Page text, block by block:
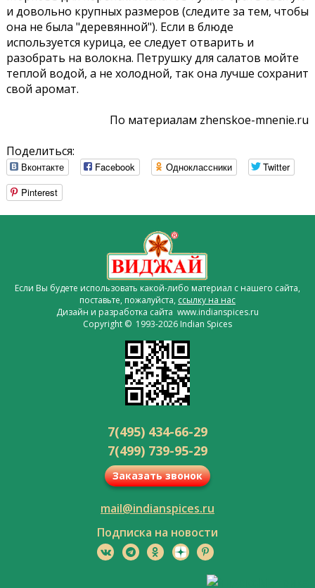
и довольно крупных размеров (следите за тем, чтобы
она не была "деревянной"). Если в блюде
используется курица, ее следует отварить и
разобрать на волокна. Петрушку для салатов мойте
теплой водой, а не холодной, так она лучше сохранит
свой аромат.
По материалам zhenskoe-mnenie.ru
Поделиться:
Вконтакте Facebook Одноклассники
Twitter
Pinterest
Если Вы будете использовать какой-либо материал с нашего сайта,
поставьте, пожалуйста, ссылку на нас
Дизайн и разработка сайта www.indianspices.ru
Copyright © 1993-2026 Indian Spices
7(495) 434-66-29
7(499) 739-95-29
Заказать звонок
mail@indianspices.ru
Подписка на новости